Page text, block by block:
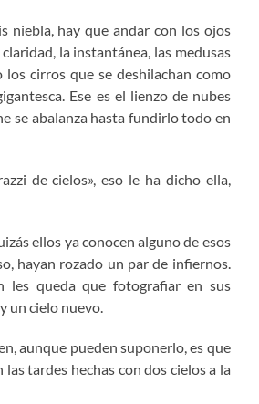
niebla, hay que andar con los ojos
la instantánea, las medusas
los cirros que se deshilachan como
Ese es el lienzo de nubes
se abalanza hasta fundirlo todo en
de cielos», eso le ha dicho ella,
ellos ya conocen alguno de esos
hayan rozado un par de infiernos.
les queda que fotografiar en sus
un cielo nuevo.
aunque pueden suponerlo, es que
tardes hechas con dos cielos a la